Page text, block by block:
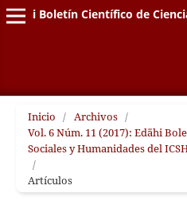
Edähi Boletín Científico de
Inicio / Archivos /
Vol. 6 Núm. 11 (2017): Edähi
Sociales y Humanidades del
/
Artículos